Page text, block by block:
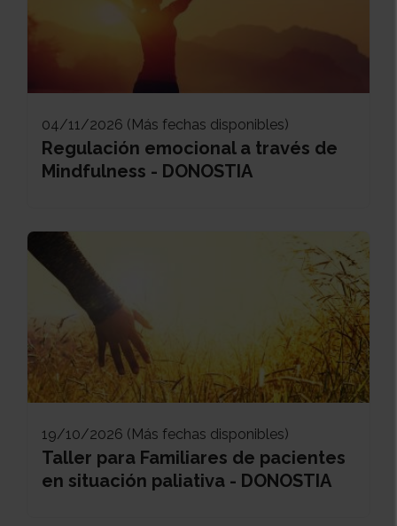
04/11/2026 (Más fechas disponibles)
Regulación emocional a través de
Mindfulness - DONOSTIA
19/10/2026 (Más fechas disponibles)
Taller para Familiares de pacientes
en situación paliativa - DONOSTIA